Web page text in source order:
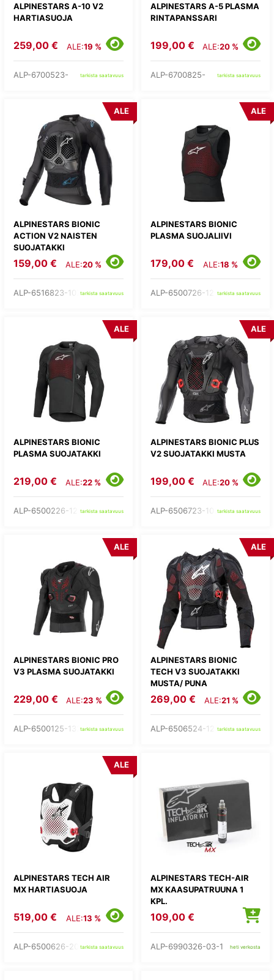
ALPINESTARS A-10 V2
HARTIASUOJA
259,00 € ALE:19 %
ALP-6700523- tarkista saatavuus
ALPINESTARS A-5 PLASMA
RINTAPANSSARI
199,00 € ALE:20 %
ALP-6700825- tarkista saatavuus
ALPINESTARS BIONIC
ACTION V2 NAISTEN
SUOJATAKKI
ALE
159,00 € ALE:20 %
ALP-6516823-1079-tarkista saatavuus
ALPINESTARS BIONIC
PLASMA SUOJALIIVI
ALE
179,00 € ALE:18 %
ALP-6500726-12-tarkista saatavuus
ALPINESTARS BIONIC
PLASMA SUOJATAKKI
ALE
219,00 € ALE:22 %
ALP-6500226-12-tarkista saatavuus
ALPINESTARS BIONIC PLUS
V2 SUOJATAKKI MUSTA
ALE
199,00 € ALE:20 %
ALP-6506723-1036-tarkista saatavuus
ALPINESTARS BIONIC PRO
V3 PLASMA SUOJATAKKI
ALE
229,00 € ALE:23 %
ALP-6500125-132-tarkista saatavuus
ALPINESTARS BIONIC
TECH V3 SUOJATAKKI
MUSTA/ PUNA
ALE
269,00 € ALE:21 %
ALP-6506524-123-tarkista saatavuus
ALPINESTARS TECH AIR
MX HARTIASUOJA
ALE
519,00 € ALE:13 %
ALP-6500626-20-tarkista saatavuus
ALPINESTARS TECH-AIR
MX KAASUPATRUUNA 1
KPL.
109,00 €
ALP-6990326-03-1 heti verkosta